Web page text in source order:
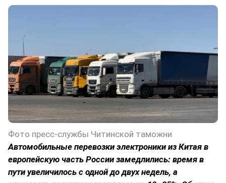
Фото пресс-службы Читинской таможни
Автомобильные перевозки электроники из Китая в
европейскую часть России замедлились: время в
пути увеличилось с одной до двух недель, а